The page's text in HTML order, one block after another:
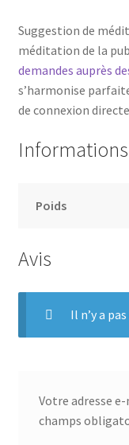
Suggestion de
méditation de la
demandes auprès
s’harmonise
de connexion
Poids
Avis
Il n’y a
Votre adresse
champs